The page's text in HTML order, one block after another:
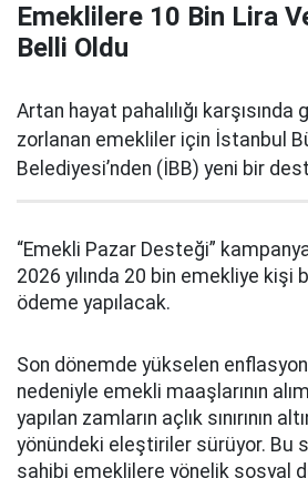
Emeklilere 10 Bin Lira
Belli Oldu
Artan hayat pahalılığı
zorlanan emekliler için İstanbul
Belediyesi’nden (İBB) yeni bir
“Emekli Pazar Desteği”
2026 yılında 20 bin emekliye kişi
ödeme yapılacak.
Son dönemde yükselen
nedeniyle emekli maaşlarının
yapılan zamların açlık sınırının
yönündeki eleştiriler sürüyor. Bu
sahibi emeklilere yönelik sosyal